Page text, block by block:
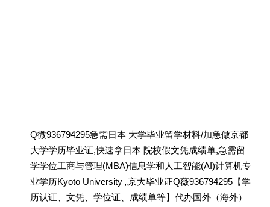
Q微936794295急需日本 大学毕业留学材料/加急做京都
大学学历毕业证,快速拿日本 院校假文凭成绩单,急需留
学学位工商与管理(MBA)信息学和人工智能(AI)计算机专
业学历Kyoto University „京大毕业证Q薇936794295【学
历认证、文凭、学位证、成绩单等】代办国外（海外）